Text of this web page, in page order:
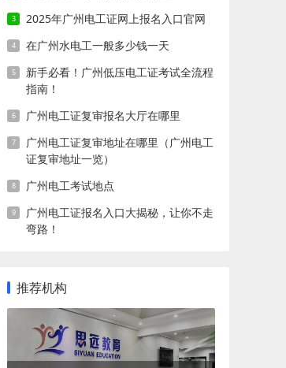
2025年广州电工证网上报名入口官网
在广州水电工一般多少钱一天
新手必看！广州低压电工证考试全流程
指南！
广州电工证复审报名大厅在哪里
广州电工证复审地址在哪里（广州电工
证复审地址一览）
广州电工考试地点
广州电工证报名入口大揭秘，让你不走
弯路！
推荐机构